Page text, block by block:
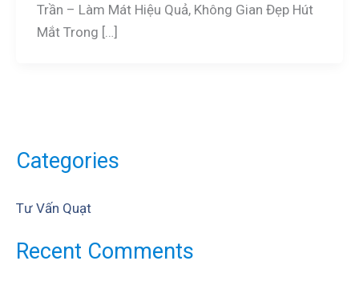
Trần – Làm Mát Hiệu Quả, Không Gian Đẹp Hút
Mắt Trong […]
Categories
Tư Vấn Quạt
Recent Comments